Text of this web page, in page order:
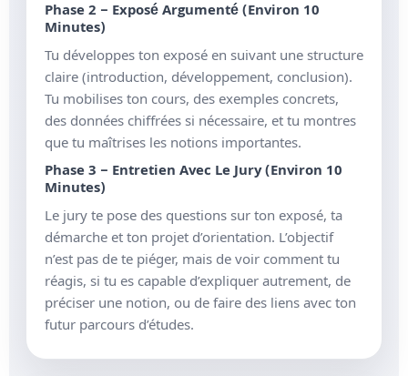
Phase 2 – Exposé Argumenté (environ 10
Minutes)
Tu développes ton exposé en suivant une structure
claire (introduction, développement, conclusion).
Tu mobilises ton cours, des exemples concrets,
des données chiffrées si nécessaire, et tu montres
que tu maîtrises les notions importantes.
Phase 3 – Entretien Avec Le Jury (environ 10
Minutes)
Le jury te pose des questions sur ton exposé, ta
démarche et ton projet d’orientation. L’objectif
n’est pas de te piéger, mais de voir comment tu
réagis, si tu es capable d’expliquer autrement, de
préciser une notion, ou de faire des liens avec ton
futur parcours d’études.